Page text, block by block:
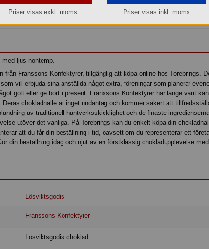
Köp »
ljus nontemp.
från Franssons Konfektyrer, tillgänglig att köpa online hos Torebrings.
vill erbjuda sina anställda något extra, föreningar som planerar
gott eller ge bort i present. Franssons Konfektyrer har länge varit
chokladnalle är inget undantag och kommer säkert att
av traditionell hantverksskicklighet och de finaste
utöver det vanliga. På Torebrings kan du enkelt köpa din
att du får din beställning i tid, oavsett om du representerar ett
din beställning idag och njut av en förstklassig chokladupplevelse
Lösviktsgodis
Franssons Konfektyrer
Lösviktsgodis choklad
Priser visas exkl. moms Priser visas inkl. moms